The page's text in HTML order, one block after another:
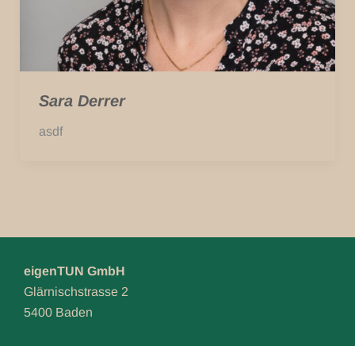
Sara Derrer
asdf
eigenTUN GmbH
Glärnischstrasse 2
5400 Baden